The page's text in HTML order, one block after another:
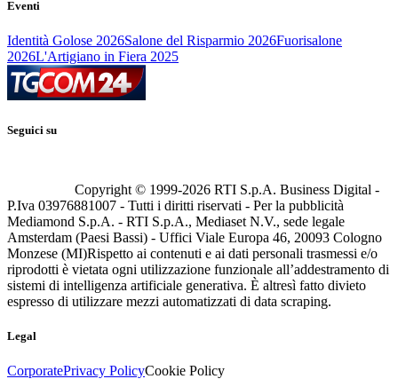
Eventi
Identità Golose 2026Salone del Risparmio 2026Fuorisalone
2026L'Artigiano in Fiera 2025
Seguici su
Copyright © 1999-2026 RTI S.p.A. Business Digital -
P.Iva 03976881007 - Tutti i diritti riservati - Per la pubblicità
Mediamond S.p.A. - RTI S.p.A., Mediaset N.V., sede legale
Amsterdam (Paesi Bassi) - Uffici Viale Europa 46, 20093 Cologno
Monzese (MI)Rispetto ai contenuti e ai dati personali trasmessi e/o
riprodotti è vietata ogni utilizzazione funzionale all’addestramento di
sistemi di intelligenza artificiale generativa. È altresì fatto divieto
espresso di utilizzare mezzi automatizzati di data scraping.
Legal
CorporatePrivacy PolicyCookie Policy